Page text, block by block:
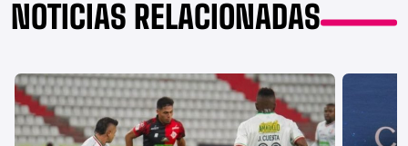
NOTICIAS RELACIONADAS